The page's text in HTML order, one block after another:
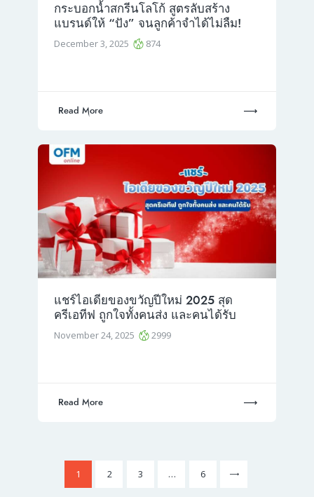
กระบอกน้ำสกรีนโลโก้ สูตรลับสร้าง
แบรนด์ให้ “ปัง” จนลูกค้าจำได้ไม่ลืม!
December 3, 2025 874
Read More
แชร์ไอเดียของขวัญปีใหม่ 2025 สุด
ครีเอทีฟ ถูกใจทั้งคนส่ง และคนได้รับ
November 24, 2025 2999
Read More
Posts
pagination
Page
1 Page
2 Page
3 … Page
6